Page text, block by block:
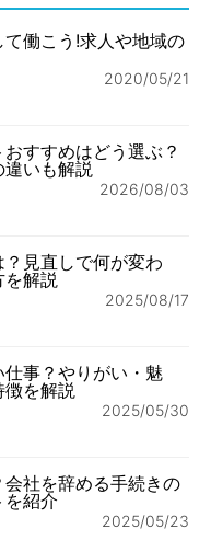
働こう!求人や地域の
2020/05/21
すすめはどう選ぶ？
いも解説
2026/08/03
？見直しで何が変わ
解説
2025/08/17
事？やりがい・魅
を解説
2025/05/30
社を辞める手続きの
を紹介
2025/05/23